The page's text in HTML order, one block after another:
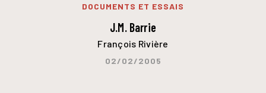
DOCUMENTS ET ESSAIS
J.M. Barrie
François Rivière
02/02/2005